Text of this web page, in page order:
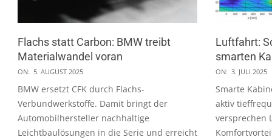
Flachs statt Carbon: BMW treibt
Materialwandel voran
2025-
08-
05
ON: 5. AUGUST 2025
BMW ersetzt CFK durch Flachs-
Verbundwerkstoffe. Damit bringt der
Automobilhersteller nachhaltige
Leichtbaulösungen in die Serie und erreicht
Luftfahrt:
smarten
2025-
07-
03
ON: 3. JULI 2025
Smarte
aktiv
versprechen